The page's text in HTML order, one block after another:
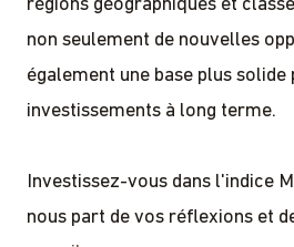
régions géographiques et
non seulement de nouvelles
également une base plus solide
investissements à long terme.
Investissez-vous dans l'indice
nous part de vos réflexions et